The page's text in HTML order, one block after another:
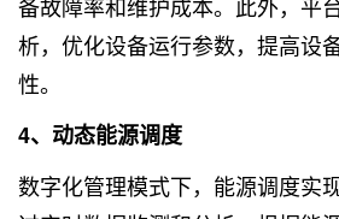
备故障率和维护成本。此外，平
析，优化设备运行参数，提高设
性。
4、动态能源调度
数字化管理模式下，能源调度实